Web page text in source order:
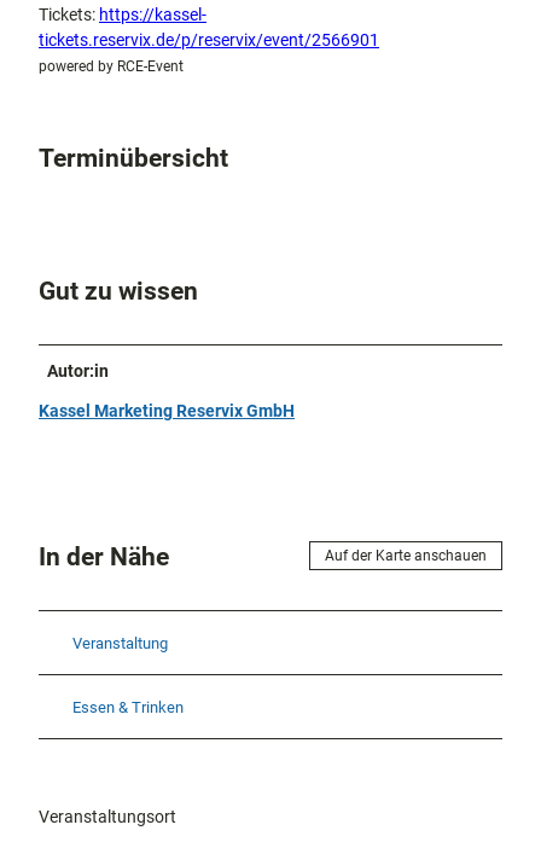
Tickets: https://kassel-
tickets.reservix.de/p/reservix/event/2566901
powered by RCE-Event
Terminübersicht
Gut zu wissen
Autor:in
Kassel Marketing Reservix GmbH
In der Nähe Auf der Karte anschauen
Veranstaltung
Essen & Trinken
Veranstaltungsort